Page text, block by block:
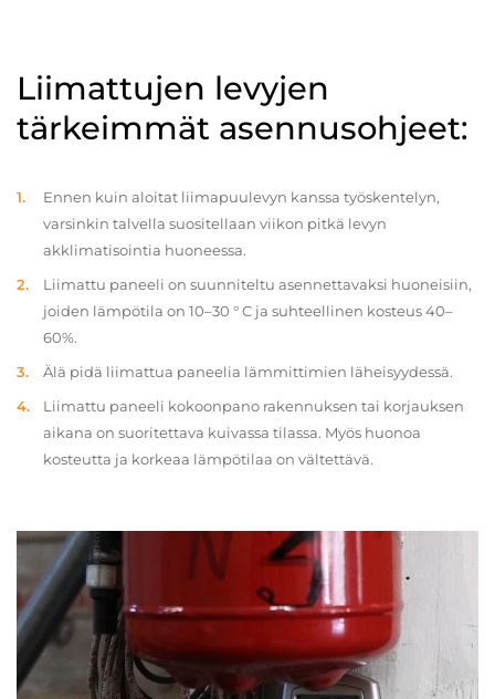
Liimattujen levyjen
tärkeimmät asennusohjeet:
Ennen kuin aloitat liimapuulevyn kanssa työskentelyn,
varsinkin talvella suositellaan viikon pitkä levyn
akklimatisointia huoneessa.
Liimattu paneeli on suunniteltu asennettavaksi huoneisiin,
joiden lämpötila on 10–30 ° C ja suhteellinen kosteus 40–
60%.
Älä pidä liimattua paneelia lämmittimien läheisyydessä.
Liimattu paneeli kokoonpano rakennuksen tai korjauksen
aikana on suoritettava kuivassa tilassa. Myös huonoa
kosteutta ja korkeaa lämpötilaa on vältettävä.